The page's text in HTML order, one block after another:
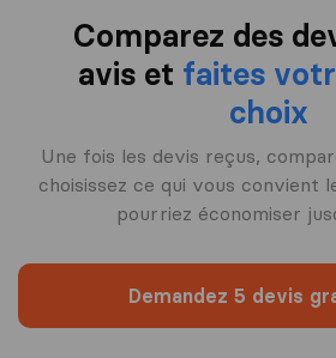
Comparez des
avis et faites
choix
Une fois les devis reçus,
choisissez ce qui vous convient
pourriez économiser
Demandez 5 devis